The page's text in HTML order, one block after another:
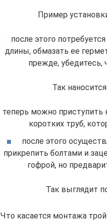
Пример
после этого
длины, обмазать ее
прежде, убедитесь,
Так
теперь можно приступить
коротких труб,
после этого
прикрепить болтами и
гофрой, но
Так выглядит
Что касается монтажа